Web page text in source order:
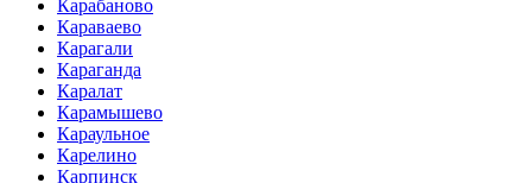
Карабаново
Караваево
Карагали
Караганда
Каралат
Карамышево
Караульное
Карелино
Карпинск